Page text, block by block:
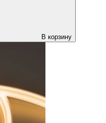
В корзину